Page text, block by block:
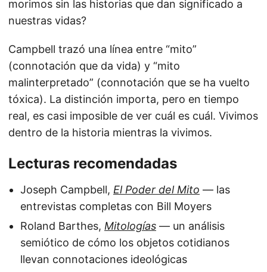
morimos sin las historias que dan significado a
nuestras vidas?
Campbell trazó una línea entre “mito”
(connotación que da vida) y “mito
malinterpretado” (connotación que se ha vuelto
tóxica). La distinción importa, pero en tiempo
real, es casi imposible de ver cuál es cuál. Vivimos
dentro de la historia mientras la vivimos.
Lecturas recomendadas
Joseph Campbell, El Poder del Mito — las
entrevistas completas con Bill Moyers
Roland Barthes, Mitologías — un análisis
semiótico de cómo los objetos cotidianos
llevan connotaciones ideológicas